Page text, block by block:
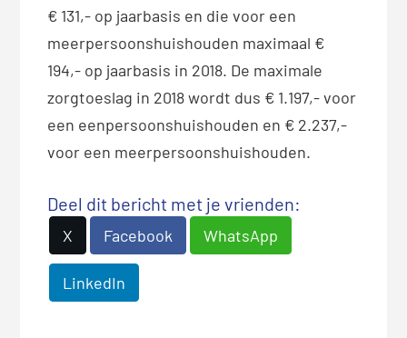
€ 131,- op jaarbasis en die voor een
meerpersoonshuishouden maximaal €
194,- op jaarbasis in 2018. De maximale
zorgtoeslag in 2018 wordt dus € 1.197,- voor
een eenpersoonshuishouden en € 2.237,-
voor een meerpersoonshuishouden.
Deel dit bericht met je vrienden:
X Facebook WhatsApp
LinkedIn